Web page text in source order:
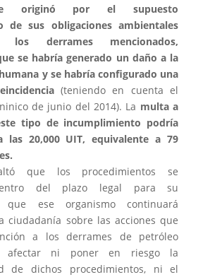
originó por el supuesto
de sus obligaciones ambientales
derrames mencionados,
se habría generado un daño a la
y se habría configurado una
(teniendo en cuenta el
de junio del 2014). La multa a
tipo de incumplimiento podría
las 20,000 UIT, equivalente a 79
que los procedimientos se
del plazo legal para su
ese organismo continuará
ciudadanía sobre las acciones que
a los derrames de petróleo
afectar ni poner en riesgo la
de dichos procedimientos, ni el